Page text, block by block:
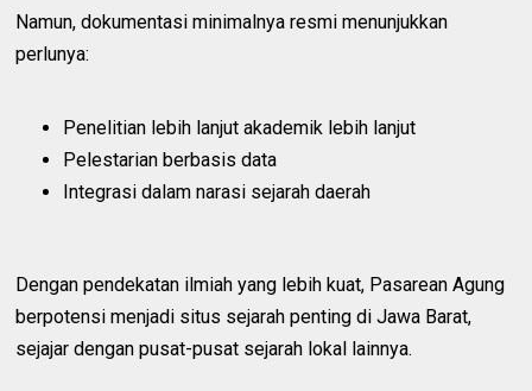
Namun, dokumentasi minimalnya resmi menunjukkan
perlunya:
Penelitian lebih lanjut akademik lebih lanjut
Pelestarian berbasis data
Integrasi dalam narasi sejarah daerah
Dengan pendekatan ilmiah yang lebih kuat, Pasarean Agung
berpotensi menjadi situs sejarah penting di Jawa Barat,
sejajar dengan pusat-pusat sejarah lokal lainnya.